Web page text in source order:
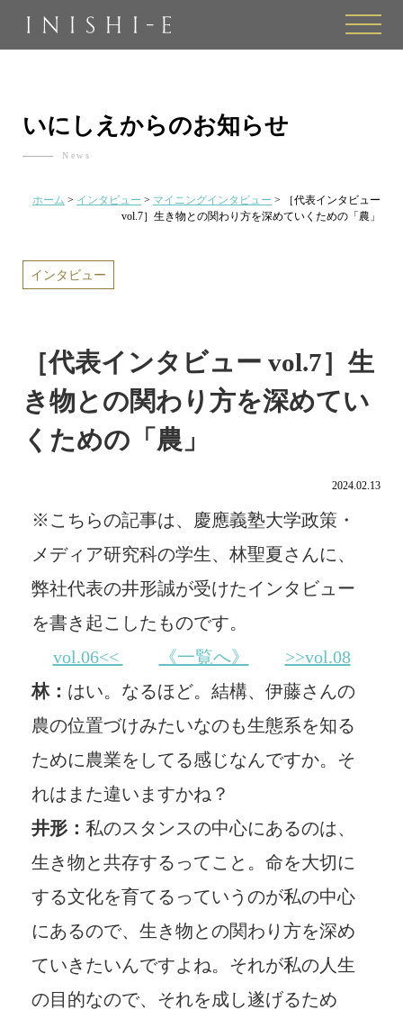
toggle
いにしえからのお知らせ
News
ホーム > インタビュー > マイニングインタビュー >
［代表インタビュー
vol.7］生き物との関わり方を深めていくための「農」
インタビュー
［代表インタビュー vol.7］生
き物との関わり方を深めてい
くための「農」
2024.02.13
※こちらの記事は、慶應義塾大学政策・
メディア研究科の学生、林聖夏さんに、
弊社代表の井形誠が受けたインタビュー
を書き起こしたものです。
vol.06<<
《一覧へ》
>>vol.08
林： はい。なるほど。結構、伊藤さんの
農の位置づけみたいなのも生態系を知る
ために農業をしてる感じなんですか。そ
れはまた違いますかね？
井形： 私のスタンスの中心にあるのは、
生き物と共存するってこと。命を大切に
する文化を育てるっていうのが私の中心
にあるので、生き物との関わり方を深め
ていきたいんですよね。それが私の人生
の目的なので、それを成し遂げるため